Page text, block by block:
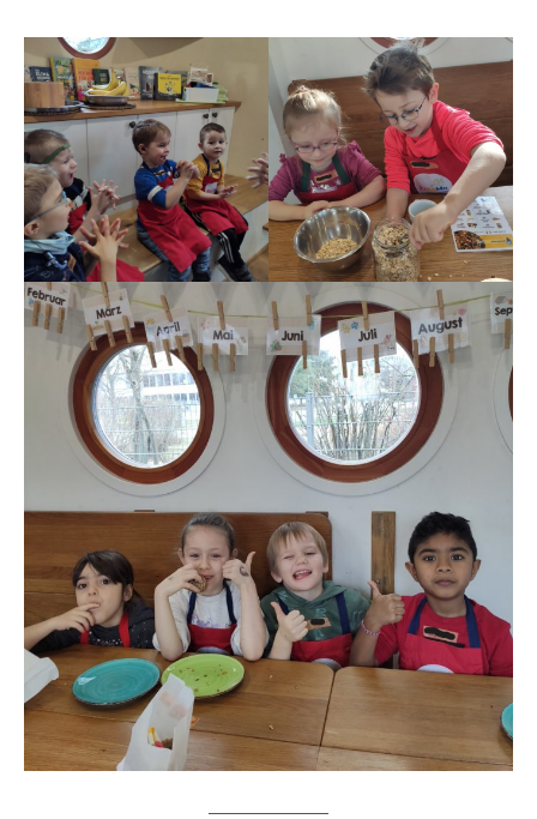
InstagramYouTubeCookie-
Richtlinie
(EU)